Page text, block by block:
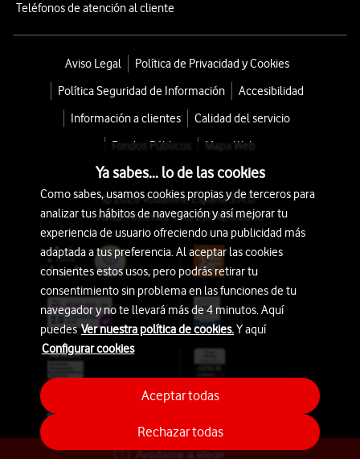
Ayúdame a elegir
Teléfonos de atención al cliente
Aviso Legal
Política de Privacidad y Cookies
Política Seguridad de Información
Accesibilidad
Información a clientes
Calidad del servicio
Fondos Públicos
Mapa Web
© 2026 Vodafone España S.A.U.
Avda. América 115, 28042 Madrid
Ya sabes... lo de las cookies
Como sabes, usamos cookies propias y de terceros para
analizar tus hábitos de navegación y así mejorar tu
experiencia de usuario ofreciendo una publicidad más
adaptada a tus preferencia. Al aceptar las cookies
consientes estos usos, pero podrás retirar tu
consentimiento sin problema en las funciones de tu
navegador y no te llevará más de 4 minutos. Aquí
puedesVer nuestra política de cookies.Y aquí
Configurar cookies
Rechazar todas
Aceptar todas